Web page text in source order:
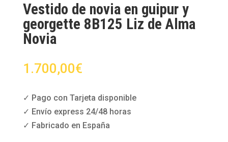
Vestido de novia en guipur y
georgette 8B125 Liz de Alma
Novia
1.700,00€
✓ Pago con Tarjeta disponible
✓ Envío express 24/48 horas
✓ Fabricado en España